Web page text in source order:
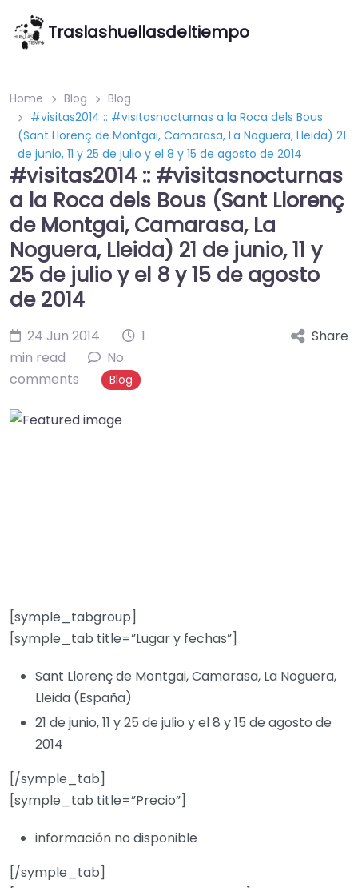
Traslashuellasdeltiempo
Home Blog
Blog
#visitas2014 :: #visitasnocturnas a la Roca dels Bous
(Sant Llorenç de Montgai, Camarasa, La Noguera, Lleida) 21
de junio, 11 y 25 de julio y el 8 y 15 de agosto de 2014
#visitas2014 :: #visitasnocturnas
a la Roca dels Bous (Sant Llorenç
de Montgai, Camarasa, La
Noguera, Lleida) 21 de junio, 11 y
25 de julio y el 8 y 15 de agosto
de 2014
24 Jun 2014
1
min read
No
comments
Blog
Share
[symple_tabgroup]
[symple_tab title=”Lugar y fechas”]
Sant Llorenç de Montgai, Camarasa, La Noguera,
Lleida (España)
21 de junio, 11 y 25 de julio y el 8 y 15 de agosto de
2014
[/symple_tab]
[symple_tab title=”Precio”]
información no disponible
[/symple_tab]